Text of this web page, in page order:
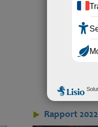
Rapport 2022